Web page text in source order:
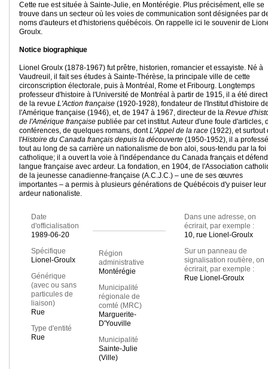
Cette rue est située à Sainte-Julie, en Montérégie. Plus précisément, elle se
trouve dans un secteur où les voies de communication sont désignées par
noms d'auteurs et d'historiens québécois. On rappelle ici le souvenir de
Groulx.
Notice biographique
Lionel Groulx (1878-1967) fut prêtre, historien, romancier et essayiste. Né à
Vaudreuil, il fait ses études à Sainte-Thérèse, la principale ville de cette
circonscription électorale, puis à Montréal, Rome et Fribourg. Longtemps
professeur d'histoire à l'Université de Montréal à partir de 1915, il a été
de la revue L'Action française (1920-1928), fondateur de l'Institut d'histoire
l'Amérique française (1946), et, de 1947 à 1967, directeur de la Revue
de l'Amérique française publiée par cet institut. Auteur d'une foule d'articles,
conférences, de quelques romans, dontL'Appel de la race (1922), et surtout
l'Histoire du Canada français depuis la découverte (1950-1952), il a professé
tout au long de sa carrière un nationalisme de bon aloi, sous-tendu par la foi
catholique; il a ouvert la voie à l'indépendance du Canada français et
langue française avec ardeur. La fondation, en 1904, de l'Association
de la jeunesse canadienne-française (A.C.J.C.) – une de ses œuvres
importantes – a permis à plusieurs générations de Québécois d'y puiser leur
ardeur nationaliste.
Date
d'officialisation
1989-06-20
Spécifique
Lionel-Groulx
Générique
(avec ou sans
particules de
liaison)
Rue
Type d'entité
Rue
Région
administrative
Montérégie
Municipalité
régionale de
comté (MRC)
Marguerite-
D'Youville
Municipalité
Sainte-Julie
(Ville)
Dans une adresse, on
écrirait, par exemple :
10, rue Lionel-Groulx
Sur un panneau de
signalisation routière, on
écrirait, par exemple :
Rue Lionel-Groulx